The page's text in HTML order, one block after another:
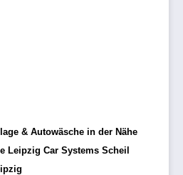
& Autowäsche in der Nähe
Leipzig Car Systems Scheil